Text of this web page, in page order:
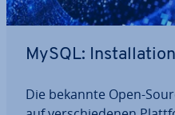
MySQL:
Die bekannte Open-